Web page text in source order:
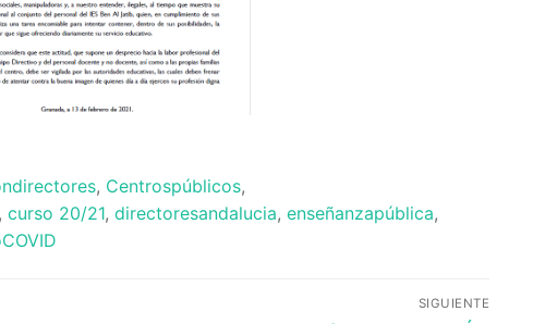
, Centrospúblicos,
, curso 20/21, directoresandalucia, enseñanzapública,
SIGUIENTE